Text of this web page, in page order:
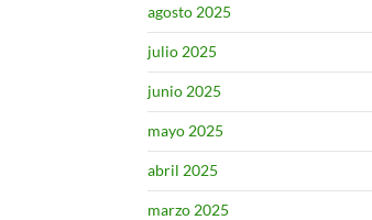
agosto 2025
julio 2025
junio 2025
mayo 2025
abril 2025
marzo 2025